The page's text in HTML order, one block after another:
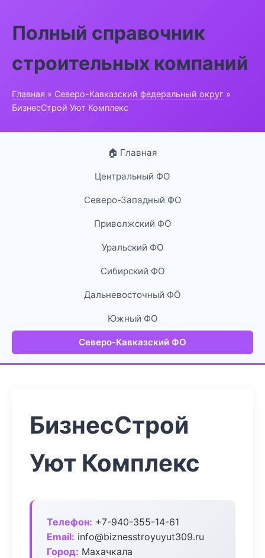
Полный справочник
строительных компаний
Главная » Северо-Кавказский федеральный округ »
БизнесСтрой Уют Комплекс
🏠 Главная
Центральный ФО
Северо-Западный ФО
Приволжский ФО
Уральский ФО
Сибирский ФО
Дальневосточный ФО
Южный ФО
Северо-Кавказский ФО
БизнесСтрой
Уют Комплекс
Телефон: +7-940-355-14-61
Email: info@biznesstroyuyut309.ru
Город: Махачкала